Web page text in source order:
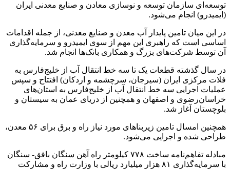
توسعه‌ای سازمان توسعه و نوسازی معادن و صنایع معدنی ایران
(ایمیدرو) انجام می‌شود.
در این میان تامین پایدار آب معدن و صنایع معدنی، از جمله اقدامات
اساسی است که راهبری این مهم از سوی ایمیدرو و سرمایه‌گذاری
آن توسط شرکت‌های بزرگ و همکاری بانک‌ها انجام شد.
در سال گذشته قطعات یک تا سه خط انتقال آب از خلیج‌فارس به
فلات مرکزی ایران (سیرجان، سرچشمه و اردکان) افتتاح و سپس
عملیات اجرایی سه خط انتقال آب از خلیج‌فارس به استان‌های
خراسان‌رضوی و اصفهان و همچنین از دریای عمان به سیستان و
بلوچستان آغاز شد.
همچنین امسال تامین زیربناهای مورد نیاز راه و برق برای ۵۶ معدن،
طراحی شده و اجرایی می‌شود.
مبادله تفاهم‌نامه ساخت ۷۷۸ کیلومتر راه آهن سنگان بافق- سنگان
با سرمایه‌گذاری ۸۱ هزار میلیارد ریالی با وزارت راه و مشارکت